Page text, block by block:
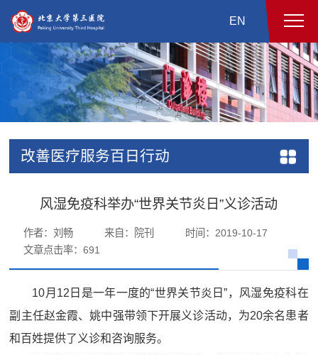
EN
改善医疗服务百日行动
风湿免疫科举办“世界关节炎日”义诊活动
作者：刘畅 来自：院刊
时间：2019-10-17
文章点击率：691
10月12日是一年一度的“世界关节炎日”，风湿免疫科在
副主任赵金霞、姚中强带领下开展义诊活动，为20余名患者
和百姓提供了义诊和咨询服务。